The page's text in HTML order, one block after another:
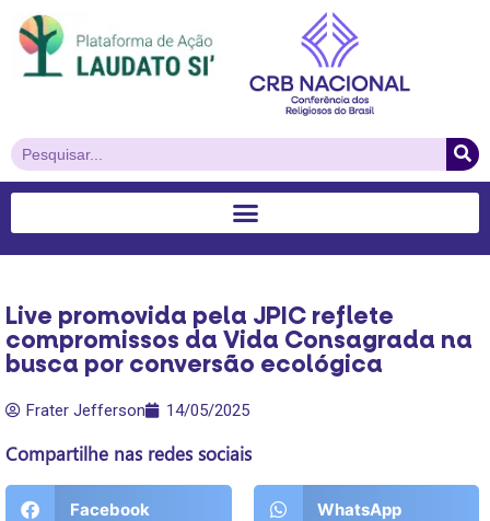
Live promovida pela JPIC reflete
compromissos da Vida Consagrada na
busca por conversão ecológica
Frater Jefferson 14/05/2025
Compartilhe nas redes sociais
Facebook WhatsApp